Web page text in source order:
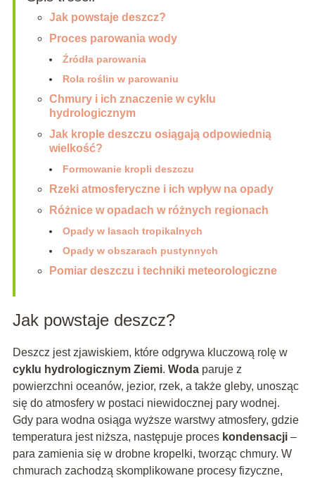
Jak powstaje deszcz?
Proces parowania wody
Źródła parowania
Rola roślin w parowaniu
Chmury i ich znaczenie w cyklu
hydrologicznym
Jak krople deszczu osiągają odpowiednią
wielkość?
Formowanie kropli deszczu
Rzeki atmosferyczne i ich wpływ na opady
Różnice w opadach w różnych regionach
Opady w lasach tropikalnych
Opady w obszarach pustynnych
Pomiar deszczu i techniki meteorologiczne
Jak powstaje deszcz?
Deszcz jest zjawiskiem, które odgrywa kluczową rolę w
cyklu hydrologicznym Ziemi. Wodaparuje z
powierzchni oceanów, jezior, rzek, a także gleby, unosząc
się do atmosfery w postaci niewidocznej pary wodnej.
Gdy para wodna osiąga wyższe warstwy atmosfery, gdzie
temperatura jest niższa, następuje proces kondensacji–
para zamienia się w drobne kropelki, tworząc chmury. W
chmurach zachodzą skomplikowane procesy fizyczne,